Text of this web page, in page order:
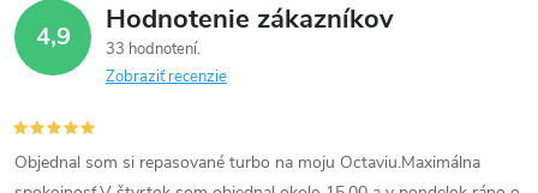
y
v
ý
p
4,9 Hodnotenie zákazníkov
33 hodnotení
Zobraziť recenzie
Objednal som si repasované turbo na moju Octaviu.Maximálna